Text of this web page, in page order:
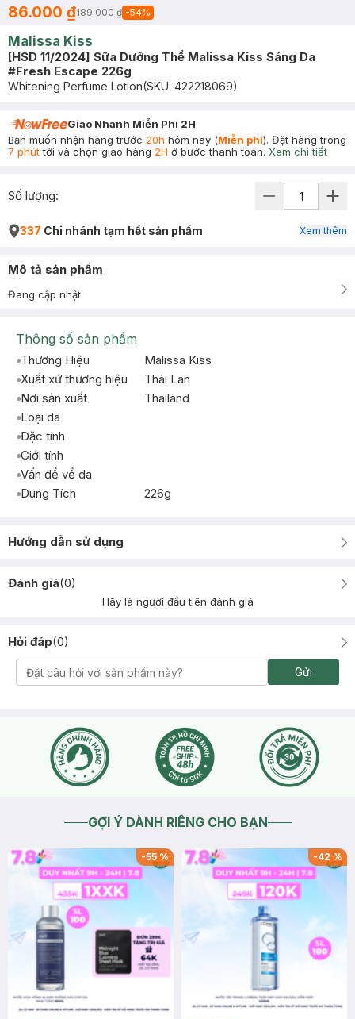
86.000 ₫189.000 ₫ -54%
Malissa Kiss
[HSD 11/2024] Sữa Dưỡng Thể Malissa Kiss Sáng Da
#Fresh Escape 226g
Whitening Perfume Lotion(SKU: 422218069)
Giao Nhanh Miễn Phí 2H
Bạn muốn nhận hàng trước 20h hôm nay (Miễn phí). Đặt hàng trong
7 phúttới và chọn giao hàng 2H ở bước thanh toán. Xem chi tiết
Số lượng:
337 Chi nhánh tạm hết sản phẩm Xem thêm
Mô tả sản phẩm
Đang cập nhật
Thông số sản phẩm
Thương Hiệu
Malissa Kiss
Xuất xứ thương hiệu
Thái Lan
Nơi sản xuất
Thailand
Loại da
Đặc tính
Giới tính
Vấn đề về da
Dung Tích
226g
Hướng dẫn sử dụng
Đánh giá(0)
Hãy là người đầu tiên đánh giá
Hỏi đáp(0)
Gửi
GỢI Ý DÀNH RIÊNG CHO BẠN
-55% -42%